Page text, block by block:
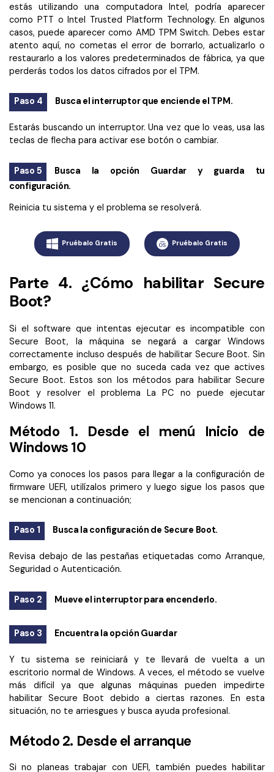
estás utilizando una computadora Intel, podría aparecer
como PTT o Intel Trusted Platform Technology. En algunos
casos, puede aparecer como AMD TPM Switch. Debes estar
atento aquí, no cometas el error de borrarlo, actualizarlo o
restaurarlo a los valores predeterminados de fábrica, ya que
perderás todos los datos cifrados por el TPM.
Paso 4 Busca el interruptor que enciende el TPM.
Estarás buscando un interruptor. Una vez que lo veas, usa las
teclas de flecha para activar ese botón o cambiar.
Paso 5
Busca la opción Guardar y guarda tu
configuración.
Reinicia tu sistema y el problema se resolverá.
Pruébalo Gratis Pruébalo Gratis
Parte 4. ¿Cómo habilitar Secure
Boot?
Si el software que intentas ejecutar es incompatible con
Secure Boot, la máquina se negará a cargar Windows
correctamente incluso después de habilitar Secure Boot. Sin
embargo, es posible que no suceda cada vez que actives
Secure Boot. Estos son los métodos para habilitar Secure
Boot y resolver el problema La PC no puede ejecutar
Windows 11.
Método 1. Desde el menú Inicio de
Windows 10
Como ya conoces los pasos para llegar a la configuración de
firmware UEFI, utilízalos primero y luego sigue los pasos que
se mencionan a continuación;
Paso 1 Busca la configuración de Secure Boot.
Revisa debajo de las pestañas etiquetadas como Arranque,
Seguridad o Autenticación.
Paso 2 Mueve el interruptor para encenderlo.
Paso 3 Encuentra la opción Guardar
Y tu sistema se reiniciará y te llevará de vuelta a un
escritorio normal de Windows. A veces, el método se vuelve
más difícil ya que algunas máquinas pueden impedirte
habilitar Secure Boot debido a ciertas razones. En esta
situación, no te arriesgues y busca ayuda profesional.
Método 2. Desde el arranque
Si no planeas trabajar con UEFI, también puedes habilitar